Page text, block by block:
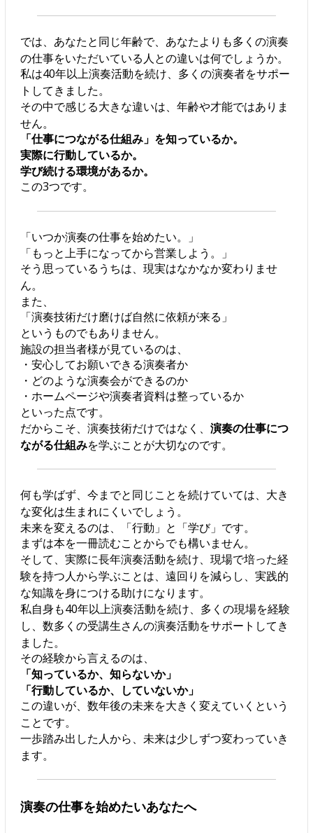
では、あなたと同じ年齢で、あなたよりも多くの演奏
の仕事をいただいている人との違いは何でしょうか。
私は40年以上演奏活動を続け、多くの演奏者をサポー
トしてきました。
その中で感じる大きな違いは、年齢や才能ではありま
せん。
「仕事につながる仕組み」を知っているか。
実際に行動しているか。
学び続ける環境があるか。
この3つです。
「いつか演奏の仕事を始めたい。」
「もっと上手になってから営業しよう。」
そう思っているうちは、現実はなかなか変わりませ
ん。
また、
「演奏技術だけ磨けば自然に依頼が来る」
というものでもありません。
施設の担当者様が見ているのは、
・安心してお願いできる演奏者か
・どのような演奏会ができるのか
・ホームページや演奏者資料は整っているか
といった点です。
だからこそ、演奏技術だけではなく、 演奏の仕事につ
ながる仕組みを学ぶことが大切なのです。
何も学ばず、今までと同じことを続けていては、大き
な変化は生まれにくいでしょう。
未来を変えるのは、「行動」と「学び」です。
まずは本を一冊読むことからでも構いません。
そして、実際に長年演奏活動を続け、現場で培った経
験を持つ人から学ぶことは、遠回りを減らし、実践的
な知識を身につける助けになります。
私自身も40年以上演奏活動を続け、多くの現場を経験
し、数多くの受講生さんの演奏活動をサポートしてき
ました。
その経験から言えるのは、
「知っているか、知らないか」
「行動しているか、していないか」
この違いが、数年後の未来を大きく変えていくという
ことです。
一歩踏み出した人から、未来は少しずつ変わっていき
ます。
演奏の仕事を始めたいあなたへ